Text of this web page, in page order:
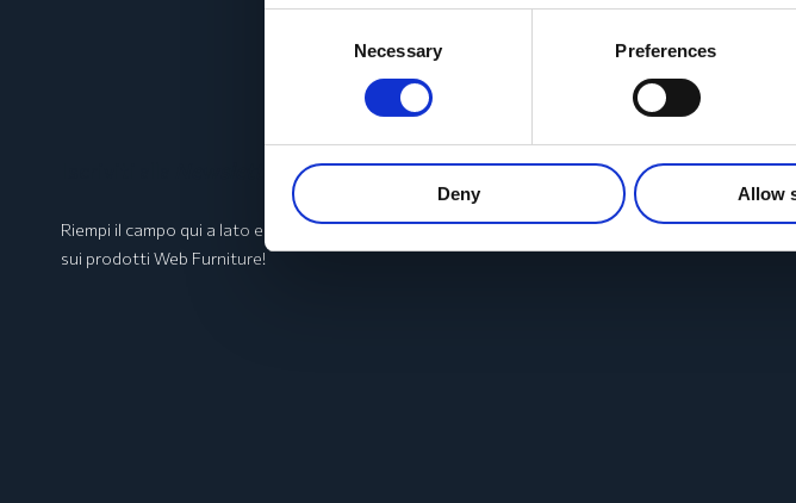
Necessary Preferences
Deny Allow
e rimani aggiornato!
Riempi il campo qui a lato e premi invio. Conoscerai in anteprima tutte le novità
sui prodotti Web Furniture!